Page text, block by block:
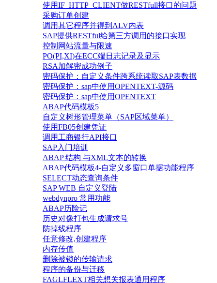
使用IF_HTTP_CLIENT做RESTfull接口的问题
采购订单创建
调用其它程序并得到ALV内表
SAP提供RESTful给第三方调用的接口实现
控制网站流量与限速
PO(PI,XI)在ECC端日志记录及显示
RSA加解密成功例子
密码保护：自定义条件跨系统读取SAP表数据
密码保护：sap中使用OPENTEXT-源码
密码保护：sap中使用OPENTEXT
ABAP代码模板5
自定义树形管理菜单（SAP区域菜单）
使用FB05创建凭证
调用工商银行API接口
SAP入门培训
ABAP 结构 与XML文本的转换
ABAP代码模板4-自定义多窗口单据功能程序
SELECT动态查询条件
SAP WEB 自定义登陆
webdynpro 常用功能
ABAP历险记
历史对像打包生成请求号
防掉线程序
任意修改,创建程序
内存传值
删除被锁的传输请求
程序的备份与迁移
FAGLFLEXT相关想关报表通用程序